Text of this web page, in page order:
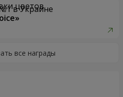
цветов